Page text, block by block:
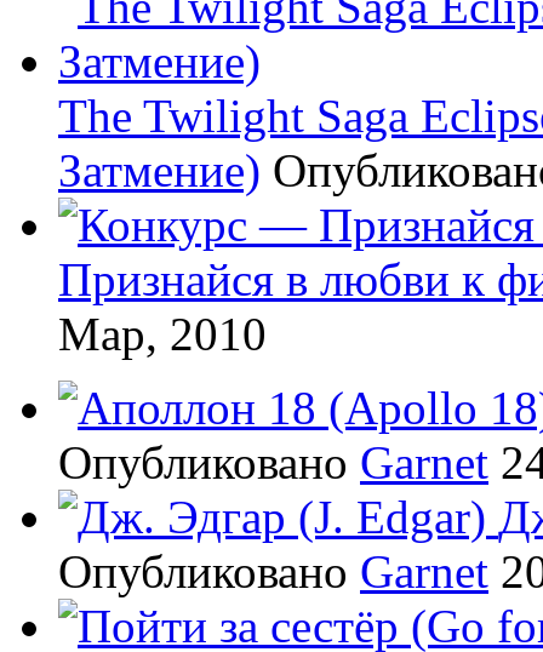
The Twilight Saga
Затмение)
Признайся в любви к
Мар, 2010
Опубликовано Garnet
Опубликовано Garnet